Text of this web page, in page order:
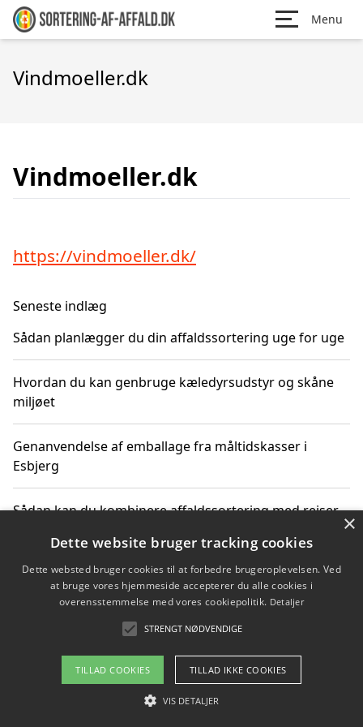
Menu
Vindmoeller.dk
Vindmoeller.dk
https://vindmoeller.dk/
Seneste indlæg
Sådan planlægger du din affaldssortering uge for uge
Hvordan du kan genbruge kæledyrsudstyr og skåne
miljøet
Genanvendelse af emballage fra måltidskasser i
Esbjerg
Sådan kan du kombinere affaldssortering med rejser
Hvordan affaldssortering kan bidrage til co2 reduktion
Om / kontakt
Blog Betingelser
×
Dette website bruger tracking cookies
Dette websted bruger cookies til at forbedre brugeroplevelsen. Ved
at bruge vores hjemmeside accepterer du alle cookies i
overensstemmelse med vores cookiepolitik. Detaljer
STRENGT NØDVENDIGE
TILLAD COOKIES TILLAD IKKE COOKIES
VIS DETALJER